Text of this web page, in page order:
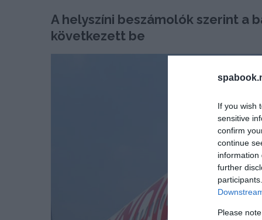
If you wish
sensitive
confirm
continue
information
further
Please
A helyszíni beszámolók szerint a
következett be